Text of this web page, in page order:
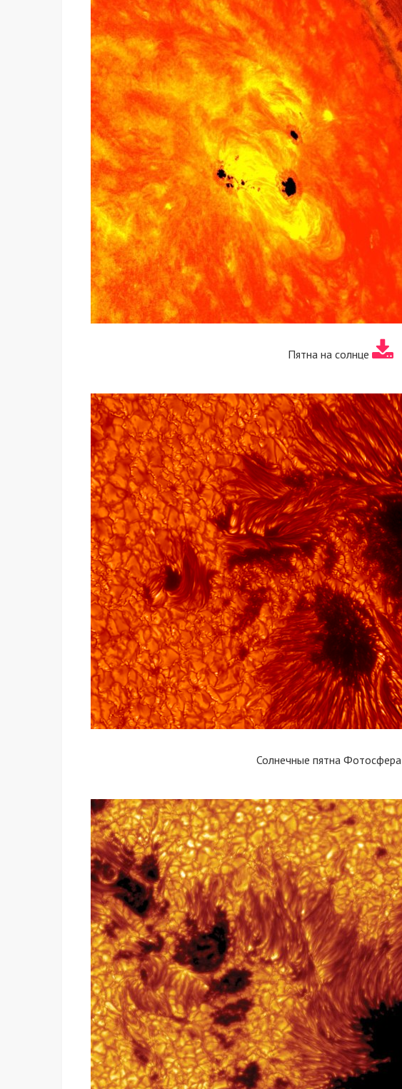
Пятна на солнце
Солнечные пятна Фотосфера